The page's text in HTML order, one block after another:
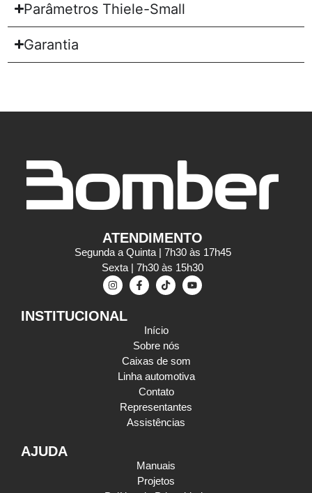
Parâmetros Thiele-Small
Garantia
ATENDIMENTO
Segunda a Quinta | 7h30 às 17h45
Sexta | 7h30 às 15h30
INSTITUCIONAL
Início
Sobre nós
Caixas de som
Linha automotiva
Contato
Representantes
Assistências
AJUDA
Manuais
Projetos